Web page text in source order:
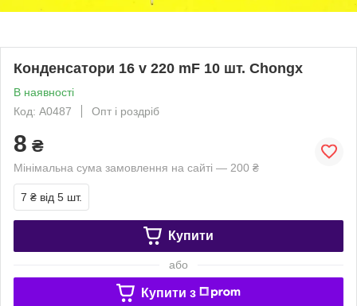
Конденсатори 16 v 220 mF 10 шт. Chongx
В наявності
Код: A0487
Опт і роздріб
8 ₴
Мінімальна сума замовлення на сайті — 200 ₴
7 ₴ від 5 шт.
Купити
або
Купити з